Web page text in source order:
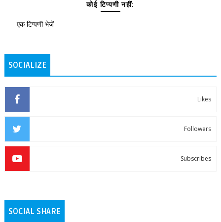
कोई टिप्पणी नहीं:
एक टिप्पणी भेजें
SOCIALIZE
Likes
Followers
Subscribes
SOCIAL SHARE